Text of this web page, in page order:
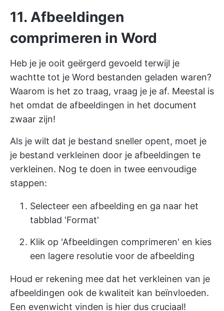
11. Afbeeldingen
comprimeren in Word
Heb je je ooit geërgerd gevoeld terwijl je
wachtte tot je Word bestanden geladen waren?
Waarom is het zo traag, vraag je je af. Meestal is
het omdat de afbeeldingen in het document
zwaar zijn!
Als je wilt dat je bestand sneller opent, moet je
je bestand verkleinen door je afbeeldingen te
verkleinen. Nog te doen in twee eenvoudige
stappen:
Selecteer een afbeelding en ga naar het
tabblad 'Format'
Klik op 'Afbeeldingen comprimeren' en kies
een lagere resolutie voor de afbeelding
Houd er rekening mee dat het verkleinen van je
afbeeldingen ook de kwaliteit kan beïnvloeden.
Een evenwicht vinden is hier dus cruciaal!